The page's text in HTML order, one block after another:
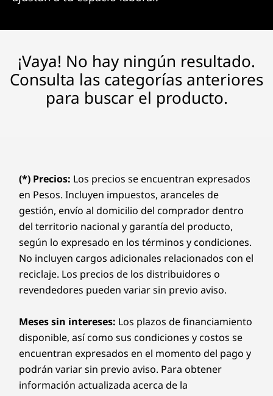
¡Vaya! No hay ningún resultado.
Consulta las categorías anteriores
para buscar el producto.
(*) Precios: Los precios se encuentran expresados
en Pesos. Incluyen impuestos, aranceles de
gestión, envío al domicilio del comprador dentro
del territorio nacional y garantía del producto,
según lo expresado en los términos y condiciones.
No incluyen cargos adicionales relacionados con el
reciclaje. Los precios de los distribuidores o
revendedores pueden variar sin previo aviso.
Meses sin intereses: Los plazos de financiamiento
disponible, así como sus condiciones y costos se
encuentran expresados en el momento del pago y
podrán variar sin previo aviso. Para obtener
información actualizada acerca de la